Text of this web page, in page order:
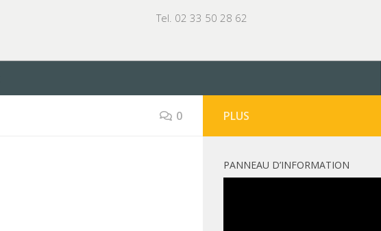
Tel. 02 33 50 28 62
0 PLUS
PANNEAU D’INFORMATION